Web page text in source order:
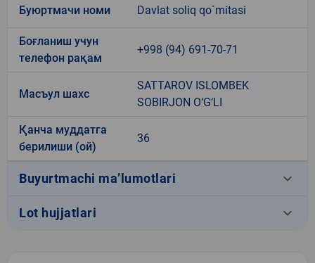
Буюртмачи номи Davlat soliq qo`mitasi
Боғланиш учун
телефон рақам
+998 (94) 691-70-71
Масъул шахс
SATTAROV ISLOMBEK
SOBIRJON O‘G‘LI
Қанча муддатга
берилиши (ой)
36
Buyurtmachi ma’lumotlari keyboard_arrow_down
Lot hujjatlari keyboard_arrow_down